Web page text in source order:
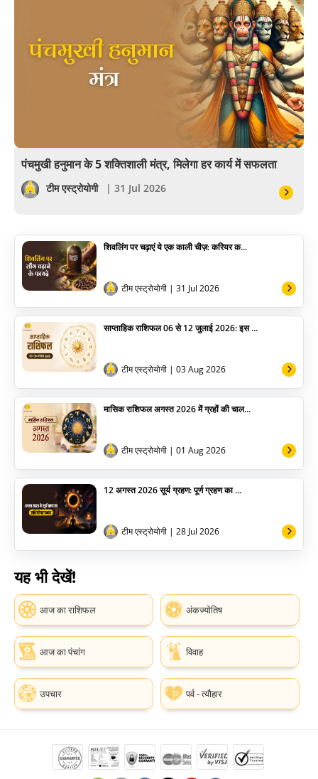
खेल
सेलिब्रिटी
योग
अन्य
पंचमुखी हनुमान के 5 शक्तिशाली मंत्र, मिलेगा हर कार्य में सफलता
टीम एस्ट्रोयोगी | 31 Jul 2026
शिवलिंग पर चढ़ाएं ये एक काली चीज़: करियर क...
टीम एस्ट्रोयोगी | 31 Jul 2026
साप्ताहिक राशिफल 06 से 12 जुलाई 2026: इस ...
टीम एस्ट्रोयोगी | 03 Aug 2026
मासिक राशिफल अगस्त 2026 में ग्रहों की चाल...
टीम एस्ट्रोयोगी | 01 Aug 2026
12 अगस्त 2026 सूर्य ग्रहण: पूर्ण ग्रहण का ...
टीम एस्ट्रोयोगी | 28 Jul 2026
यह भी देखें!
आज का राशिफल अंकज्योतिष
आज का पंचांग विवाह
उपचार पर्व - त्यौहार